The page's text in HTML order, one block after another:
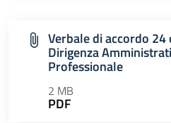
Verbale di accordo
Dirigenza
Professionale
2 MB
PDF